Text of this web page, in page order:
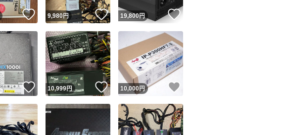
いいね！
9,980円 いいね！
19,800円 いいね！
いいね！
10,999円 いいね！
10,000円